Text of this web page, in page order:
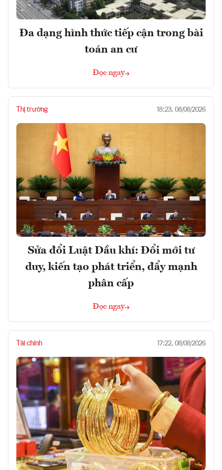
Đa dạng hình thức tiếp cận trong bài
toán an cư
Đọc ngay
Thị trường 18:23, 08/08/2026
Sửa đổi Luật Dầu khí: Đổi mới tư
duy, kiến tạo phát triển, đẩy mạnh
phân cấp
Đọc ngay
Tài chính 17:22, 08/08/2026